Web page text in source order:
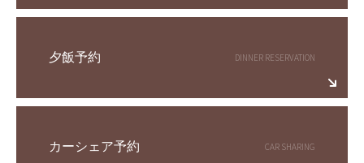
夕飯予約
カーシェア予約